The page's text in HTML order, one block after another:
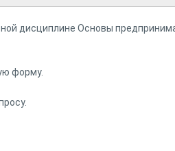
дисциплине Основы
форму.